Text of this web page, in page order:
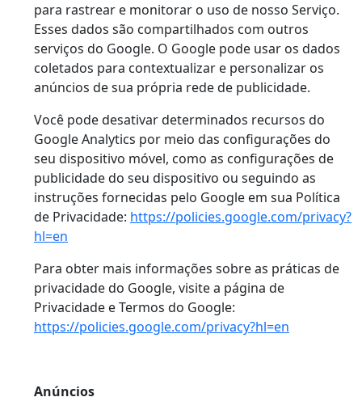
para rastrear e monitorar o uso de nosso Serviço.
Esses dados são compartilhados com outros
serviços do Google. O Google pode usar os dados
coletados para contextualizar e personalizar os
anúncios de sua própria rede de publicidade.
Você pode desativar determinados recursos do
Google Analytics por meio das configurações do
seu dispositivo móvel, como as configurações de
publicidade do seu dispositivo ou seguindo as
instruções fornecidas pelo Google em sua Política
de Privacidade: https://policies.google.com/privacy?
hl=en
Para obter mais informações sobre as práticas de
privacidade do Google, visite a página de
Privacidade e Termos do Google:
https://policies.google.com/privacy?hl=en
Anúncios